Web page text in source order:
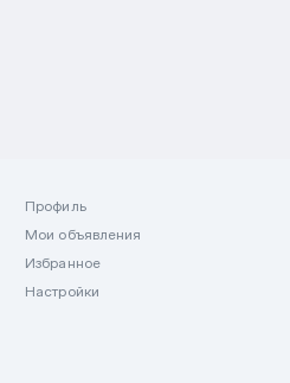
Профиль
Мои объявления
Избранное
Настройки